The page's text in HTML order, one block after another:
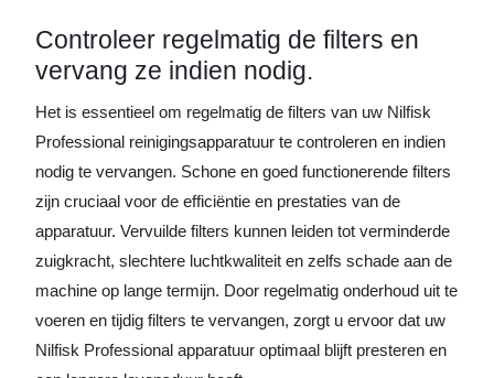
Controleer regelmatig de filters en
vervang ze indien nodig.
Het is essentieel om regelmatig de filters van uw Nilfisk
Professional reinigingsapparatuur te controleren en indien
nodig te vervangen. Schone en goed functionerende filters
zijn cruciaal voor de efficiëntie en prestaties van de
apparatuur. Vervuilde filters kunnen leiden tot verminderde
zuigkracht, slechtere luchtkwaliteit en zelfs schade aan de
machine op lange termijn. Door regelmatig onderhoud uit te
voeren en tijdig filters te vervangen, zorgt u ervoor dat uw
Nilfisk Professional apparatuur optimaal blijft presteren en